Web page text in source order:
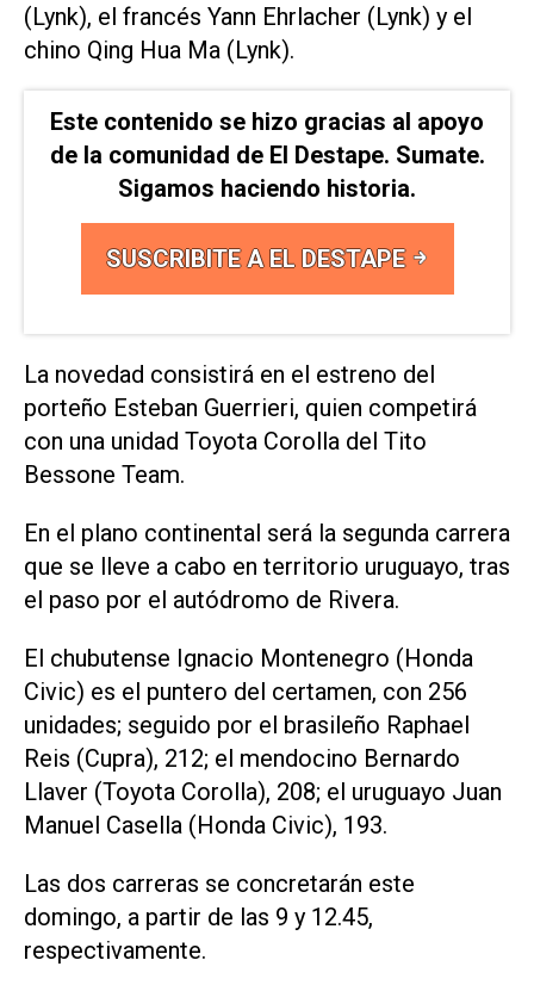
(Lynk), el francés Yann Ehrlacher (Lynk) y el
chino Qing Hua Ma (Lynk).
Este contenido se hizo gracias al apoyo
de la comunidad de El Destape. Sumate.
Sigamos haciendo historia.
SUSCRIBITE A EL DESTAPE
La novedad consistirá en el estreno del
porteño Esteban Guerrieri, quien competirá
con una unidad Toyota Corolla del Tito
Bessone Team.
En el plano continental será la segunda carrera
que se lleve a cabo en territorio uruguayo, tras
el paso por el autódromo de Rivera.
El chubutense Ignacio Montenegro (Honda
Civic) es el puntero del certamen, con 256
unidades; seguido por el brasileño Raphael
Reis (Cupra), 212; el mendocino Bernardo
Llaver (Toyota Corolla), 208; el uruguayo Juan
Manuel Casella (Honda Civic), 193.
Las dos carreras se concretarán este
domingo, a partir de las 9 y 12.45,
respectivamente.